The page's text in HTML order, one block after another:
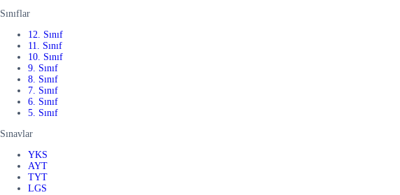
Sınıflar
12. Sınıf
11. Sınıf
10. Sınıf
9. Sınıf
8. Sınıf
7. Sınıf
6. Sınıf
5. Sınıf
Sınavlar
YKS
AYT
TYT
LGS